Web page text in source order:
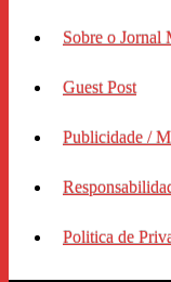
Sobre o Jornal
Guest Post
Publicidade /
Politica de